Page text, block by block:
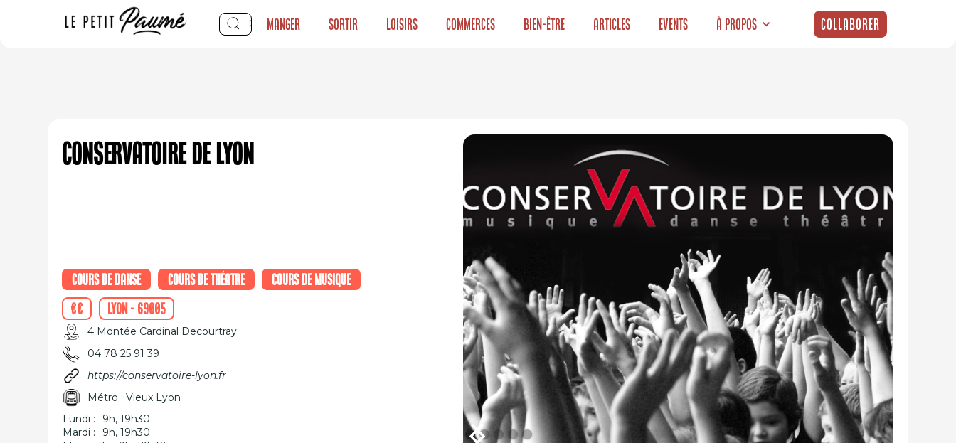
Manger Sortir Loisirs Commerces Bien-être Articles Events À propos Collaborer
Conservatoire de Lyon
Cours de danse Cours de théatre
Cours de musique
€€
Lyon - 69005
4 Montée Cardinal Decourtray
04 78 25 91 39
https://conservatoire-lyon.fr
Métro : Vieux Lyon
Lundi :
9h, 19h30
Mardi :
9h, 19h30